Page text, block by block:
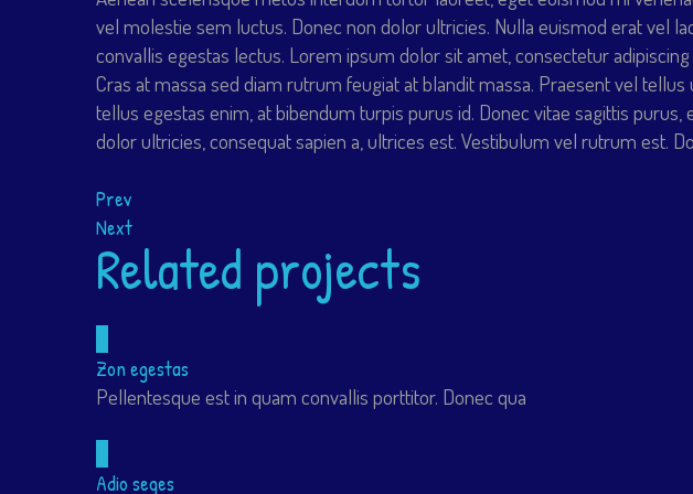
vel molestie sem luctus. Donec non dolor ultricies. Nulla euismod erat vel
convallis egestas lectus. Lorem ipsum dolor sit amet, consectetur
Cras at massa sed diam rutrum feugiat at blandit massa. Praesent vel
tellus egestas enim, at bibendum turpis purus id. Donec vitae sagittis
dolor ultricies, consequat sapien a, ultrices est. Vestibulum vel rutrum est.
Prev
Next
Related projects
Zon egestas
Pellentesque est in quam convallis porttitor. Donec qua
Adio seges